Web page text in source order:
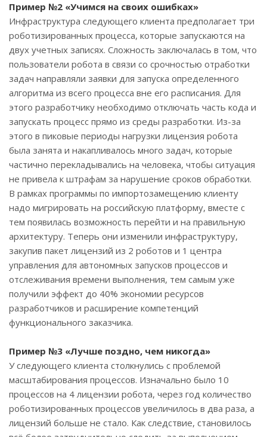
Пример №2 «Учимся на своих ошибках»
Инфраструктура следующего клиента предполагает три
роботизированных процесса, которые запускаются на
двух учетных записях. Сложность заключалась в том, что
пользователи робота в связи со срочностью отработки
задач направляли заявки для запуска определенного
алгоритма из всего процесса вне его расписания. Для
этого разработчику необходимо отключать часть кода и
запускать процесс прямо из среды разработки. Из-за
этого в пиковые периоды нагрузки лицензия робота
была занята и накапливалось много задач, которые
частично перекладывались на человека, чтобы ситуация
не привела к штрафам за нарушение сроков обработки.
В рамках программы по импортозамещению клиенту
надо мигрировать на российскую платформу, вместе с
тем появилась возможность перейти и на правильную
архитектуру. Теперь они изменили инфраструктуру,
закупив пакет лицензий из 2 роботов и 1 центра
управления для автономных запусков процессов и
отслеживания времени выполнения, тем самым уже
получили эффект до 40% экономии ресурсов
разработчиков и расширение компетенций
функционального заказчика.
Пример №3 «Лучше поздно, чем никогда»
У следующего клиента столкнулись с проблемой
масштабирования процессов. Изначально было 10
процессов на 4 лицензии робота, через год количество
роботизированных процессов увеличилось в два раза, а
лицензий больше не стало. Как следствие, становилось